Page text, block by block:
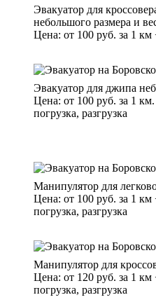
Эвакуатор для
небольшого размера и
Цена: от 100 руб. за 1 км
Эвакуатор для джипа
Цена: от 100 руб. за 1
погрузка, разгрузка
Манипулятор для
Цена: от 100 руб. за 1 км
погрузка, разгрузка
Манипулятор для
Цена: от 120 руб. за 1 км
погрузка, разгрузка